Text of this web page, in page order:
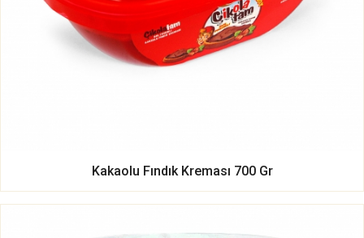
Kakaolu Fındık Kreması 700 Gr